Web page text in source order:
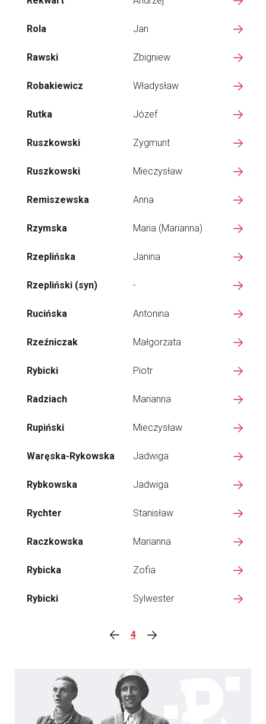
Rola Jan
Rawski Zbigniew
Robakiewicz Władysław
Rutka Józef
Ruszkowski Zygmunt
Ruszkowski Mieczysław
Remiszewska Anna
Rzymska Maria (Marianna)
Rzeplińska Janina
Rzepliński (syn) -
Rucińska Antonina
Rzeźniczak Małgorzata
Rybicki Piotr
Radziach Marianna
Rupiński Mieczysław
Waręska-Rykowska Jadwiga
Rybkowska Jadwiga
Rychter Stanisław
Raczkowska Marianna
Rybicka Zofia
Rybicki Sylwester
4